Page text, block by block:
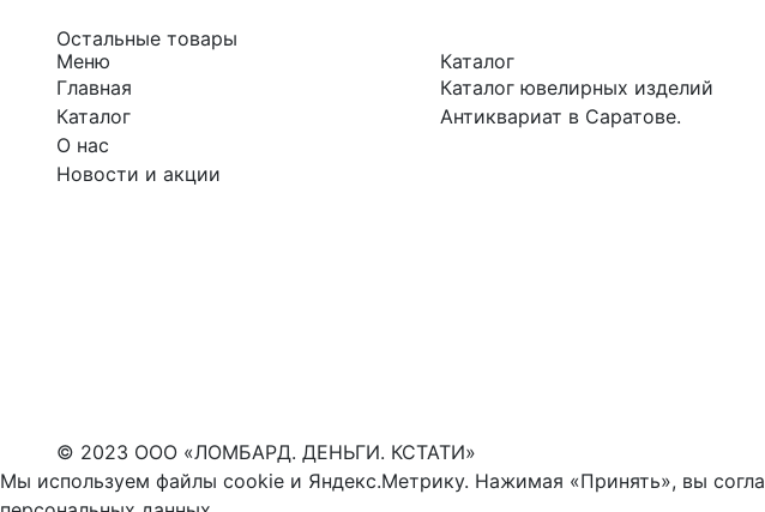
Остальные товары
Меню
Главная
Каталог
О нас
Новости и акции
Каталог
Каталог ювелирных изделий
Антиквариат в Саратове.
© 2023 ООО «ЛОМБАРД. ДЕНЬГИ. КСТАТИ»
Мы используем файлы cookie и Яндекс.Метрику. Нажимая «Принять», вы